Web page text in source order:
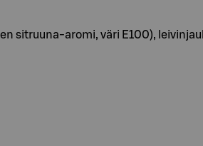
sitruuna-aromi, väri E100),